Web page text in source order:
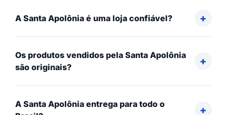
A Santa Apolônia é uma loja confiável?
Os produtos vendidos pela Santa Apolônia
são originais?
A Santa Apolônia entrega para todo o